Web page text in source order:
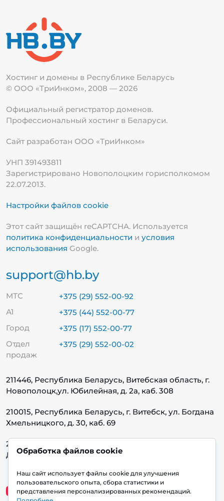
Хостинг и домены в Республике Беларусь
© ООО «ТриИнком», 2008 — 2026
Официальный регистратор доменов.
Профессиональный хостинг в Беларуси.
Сайт разработан ООО «ТриИнком»
УНП 391493811
Зарегистрировано Новополоцким горисполкомом
22.07.2013.
Настройки файлов cookie
Этот сайт защищён reCAPTCHA. Используется
политика конфиденциальности и условия
использования Google.
support@hb.by
МТС
+375 (29) 552-00-92
А1
+375 (44) 552-00-77
Город
+375 (17) 552-00-77
Отдел
продаж
+375 (29) 552-00-02
211446, Республика Беларусь, Витебская область, г.
Новополоцк,ул. Юбилейная, д. 2а, каб. 308
210015, Республика Беларусь, г. Витебск, ул. Богдана
Хмельницкого, д. 30, каб. 69
220140, Республика Беларусь, г. Минск, ул.
Домбровская, д. 9, каб. 13.1.1
Обработка файлов cookie
Наш сайт использует файлы cookie для улучшения
пользовательского опыта, сбора статистики и
представления персонализированных рекомендаций.